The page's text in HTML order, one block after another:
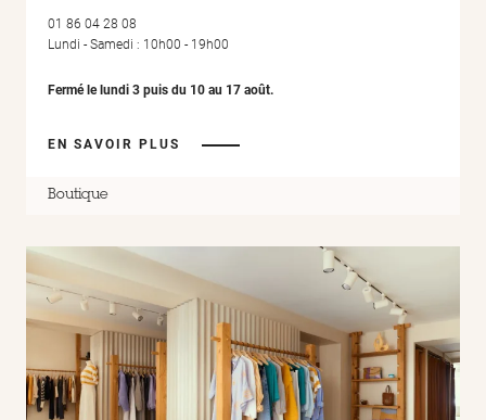
01 86 04 28 08
Lundi - Samedi : 10h00 - 19h00
Fermé le lundi 3 puis du 10 au 17 août.
EN SAVOIR PLUS
Boutique